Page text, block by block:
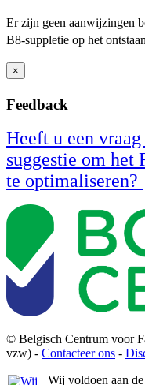
Er zijn geen aanwijzingen
B8-suppletie op het
×
Feedback
Heeft u een
suggestie om het
te optimaliseren?
© Belgisch Centrum voor
vzw) - Contacteer ons -
Wij voldoen aan de